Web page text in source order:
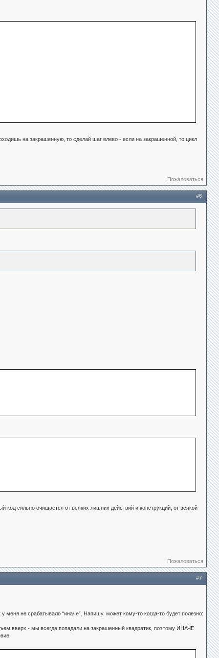
на закрашенную, то сделай шаг влево - если на закрашенной, то цикл
Пожаловаться
#6
сильно очищается от всяких лишних действий и конструкций, от всякой
Пожаловаться
#7
меня не срабатывало “иначе”. Напишу, может кому-то когда-то будет полезно:
вверх - мы всегда попадали на закрашенный квадратик, поэтому ИНАЧЕ